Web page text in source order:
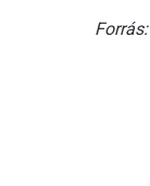
Forrás: